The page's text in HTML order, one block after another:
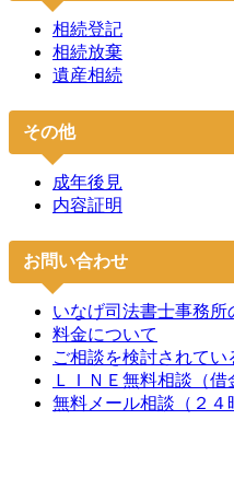
相続登記
相続放棄
遺産相続
その他
成年後見
内容証明
お問い合わせ
いなげ司法書士事務所
料金について
ご相談を検討されてい
ＬＩＮＥ無料相談（借
無料メール相談（２４